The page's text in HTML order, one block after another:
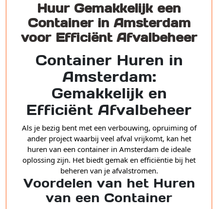
Huur Gemakkelijk een
Container in Amsterdam
voor Efficiënt Afvalbeheer
Container Huren in
Amsterdam:
Gemakkelijk en
Efficiënt Afvalbeheer
Als je bezig bent met een verbouwing, opruiming of
ander project waarbij veel afval vrijkomt, kan het
huren van een container in Amsterdam de ideale
oplossing zijn. Het biedt gemak en efficiëntie bij het
beheren van je afvalstromen.
Voordelen van het Huren
van een Container